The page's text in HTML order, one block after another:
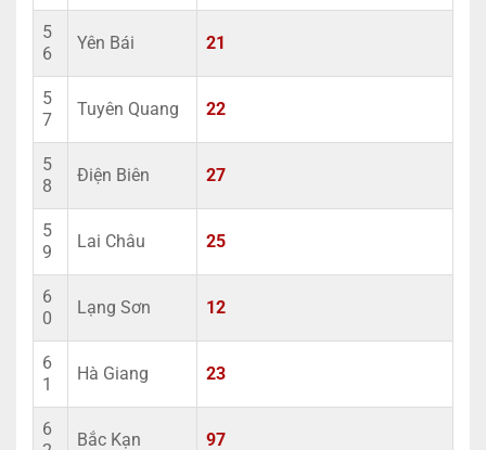
5
6
Yên Bái 21
5
7
Tuyên Quang 22
5
8
Điện Biên 27
5
9
Lai Châu 25
6
0
Lạng Sơn 12
6
1
Hà Giang 23
6
Bắc Kạn 97